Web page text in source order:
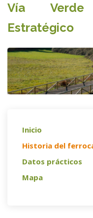
Vía
Estratégico
Inicio
Historia del
Datos prácticos
Mapa